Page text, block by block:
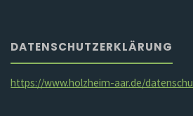
DATENSCHUTZERKLÄRUNG
https://www.holzheim-aar.de/